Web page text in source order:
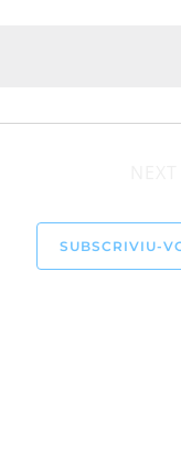
SUBSCRIVIU-